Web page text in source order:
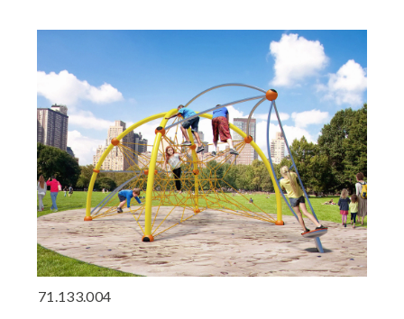
71.133.004